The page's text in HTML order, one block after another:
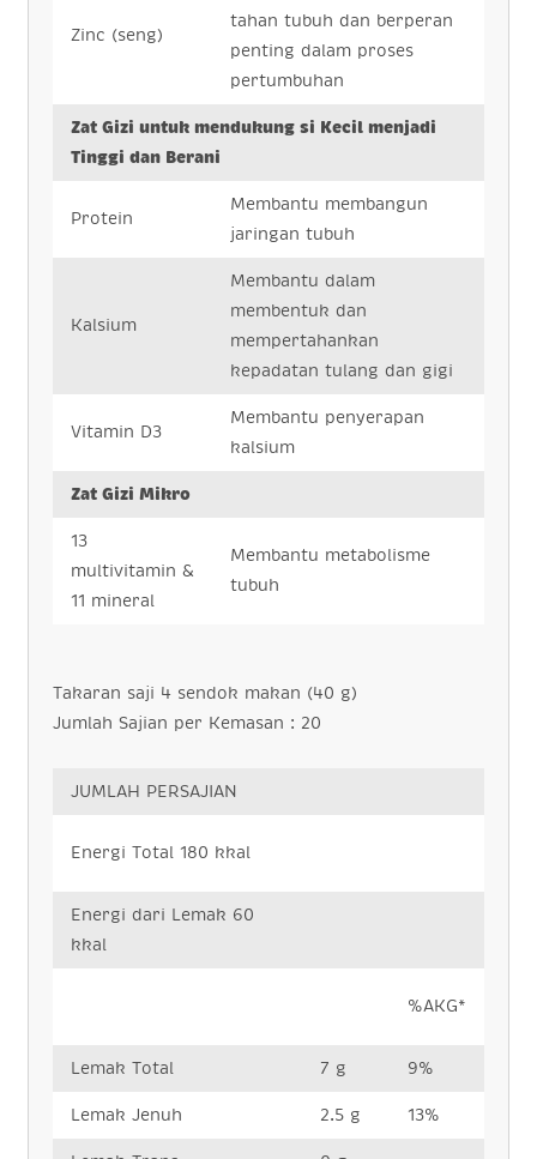
Zinc (seng)
tahan tubuh dan berperan
penting dalam proses
pertumbuhan
Zat Gizi untuk mendukung si Kecil menjadi
Tinggi dan Berani
Protein
Membantu membangun
jaringan tubuh
Kalsium
Membantu dalam
membentuk dan
mempertahankan
kepadatan tulang dan gigi
Vitamin D3
Membantu penyerapan
kalsium
Zat Gizi Mikro
13
multivitamin &
11 mineral
Membantu metabolisme
tubuh
Takaran saji 4 sendok makan (40 g)
Jumlah Sajian per Kemasan : 20
JUMLAH PERSAJIAN
Energi Total 180 kkal
Energi dari Lemak 60
kkal
%AKG*
Lemak Total 7 g 9%
Lemak Jenuh 2.5 g 13%